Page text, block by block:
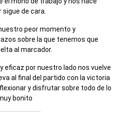
de cara.
peor momento y
sobre la que tenemos que
al marcador.
eficaz por nuestro lado nos vuelve
al final del partido con la victoria
y disfrutar sobre todo de lo
bonito